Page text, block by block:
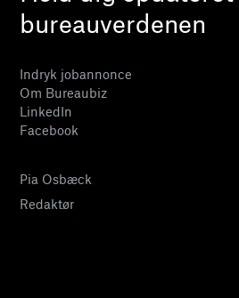
bureauverdenen
Indryk jobannonce
Om Bureaubiz
LinkedIn
Facebook
Pia Osbæck
Redaktør